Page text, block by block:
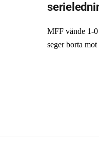
MFF vände 1-
seger borta